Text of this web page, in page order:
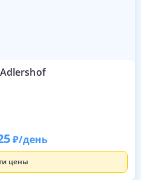
/день
цены